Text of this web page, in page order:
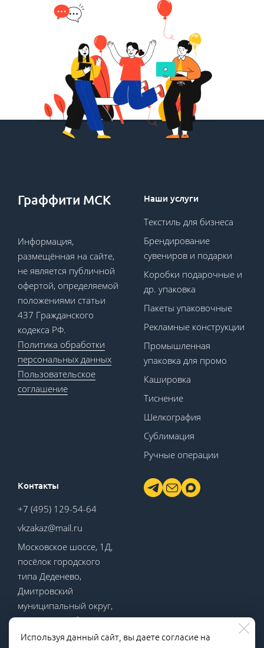
Используя данный сайт, вы даете согласие на
Граффити МСК
Информация,
размещённая на сайте,
не является публичной
офертой, определяемой
положениями статьи
437 Гражданского
кодекса РФ.
Политика обработки
персональных данных
Пользовательское
соглашение
Наши услуги
Текстиль для бизнеса
Брендирование
сувениров и подарки
Коробки подарочные и
др. упаковка
Пакеты упаковочные
Рекламные конструкции
Промышленная
упаковка для промо
Кашировка
Тиснение
Шелкография
Сублимация
Ручные операции
Контакты
+7 (495) 129-54-64
vkzakaz@mail.ru
Московское шоссе, 1Д,
посёлок городского
типа Деденево,
Дмитровский
муниципальный округ,
Московская область